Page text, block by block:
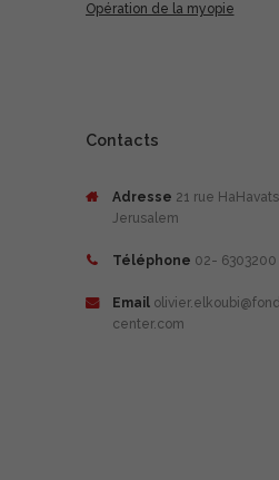
Opération de la myopie
Contacts
Adresse 21 rue
Jerusalem
Téléphone 02- 6303200
Email
center.com